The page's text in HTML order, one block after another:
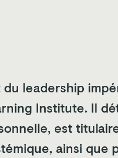
leadership
Institute. Il
est
ainsi que